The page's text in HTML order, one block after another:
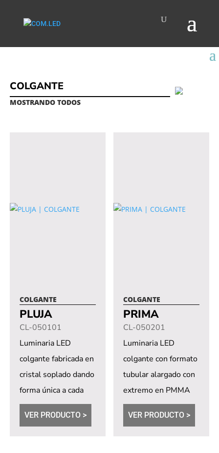
COLGANTE
MOSTRANDO TODOS
COLGANTE
PLUJA
CL-050101
Luminaria LED
colgante fabricada en
cristal soplado dando
forma única a cada
unidad. Dimerización
opcional a través...
VER PRODUCTO >
COLGANTE
PRIMA
CL-050201
Luminaria LED
colgante con formato
tubular alargado con
extremo en PMMA
difuso con posibilidad
de fabricación en...
VER PRODUCTO >